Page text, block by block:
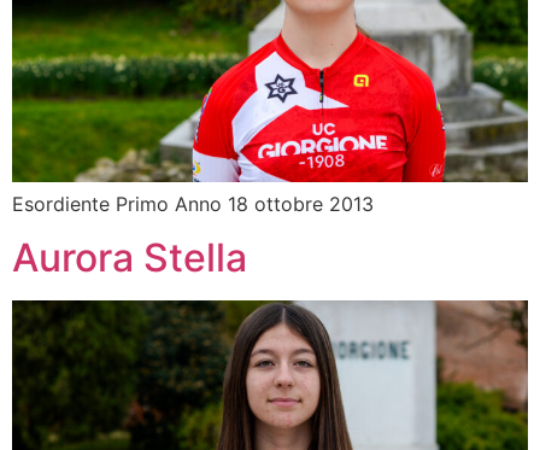
Esordiente Primo Anno 18 ottobre 2013
Aurora Stella